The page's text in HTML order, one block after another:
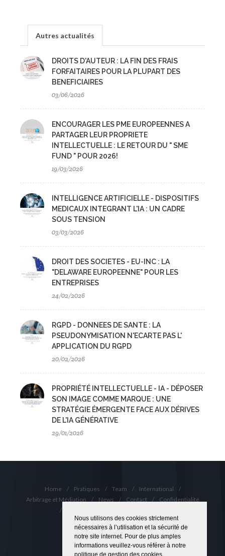
Nous utilisons des cookies strictement
nécessaires à l’utilisation et la sécurité de
notre site internet. Pour de plus amples
informations veuillez-vous référer à notre
politique de gestion des cookies
Autres actualités
DROITS D'AUTEUR : LA FIN DES FRAIS
FORFAITAIRES POUR LA PLUPART DES
BENEFICIAIRES
03/06/2026
ENCOURAGER LES PME EUROPEENNES A
PARTAGER LEUR PROPRIETE
INTELLECTUELLE : LE RETOUR DU " SME
FUND " POUR 2026!
19/03/2026
INTELLIGENCE ARTIFICIELLE - DISPOSITIFS
MEDICAUX INTEGRANT L'IA : UN CADRE
SOUS TENSION
03/03/2026
DROIT DES SOCIETES - EU-INC : LA
"DELAWARE EUROPEENNE" POUR LES
ENTREPRISES
24/02/2026
RGPD - DONNEES DE SANTE : LA
PSEUDONYMISATION N'ECARTE PAS L'
APPLICATION DU RGPD
20/02/2026
PROPRIÉTÉ INTELLECTUELLE - IA - DÉPOSER
SON IMAGE COMME MARQUE : UNE
STRATÉGIE ÉMERGENTE FACE AUX DÉRIVES
DE L'IA GÉNÉRATIVE
29/01/2026
Home / Pratiques / Team / International
/
Arbitrage et Médiation
/ News / Contact /
Confidentialité
/
Copyrights © 2022 Lawell McMiller